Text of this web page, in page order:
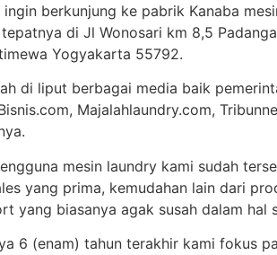
ingin berkunjung ke pabrik Kanaba
di Jl Wonosari km 8,5
Yogyakarta 55792.
di liput berbagai media baik
Majalahlaundry.com,
mesin laundry kami sudah
yang prima, kemudahan lain dari
yang biasanya agak susah dalam hal
6 (enam) tahun terakhir kami fokus